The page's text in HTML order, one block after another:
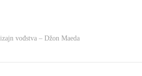
vođstva – Džon Maeda